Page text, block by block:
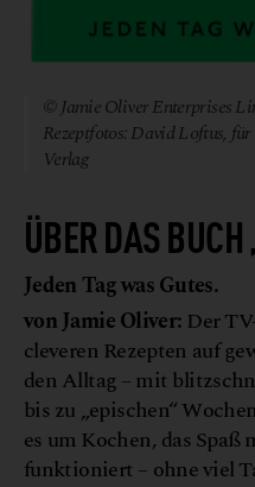
© Jamie Oliver Enterprises
Rezeptfotos: David Loftus,
Verlag
ÜBER DAS
Jeden Tag was Gutes.
von Jamie Oliver: Der
cleveren Rezepten auf
den Alltag – mit
bis zu „epischen“
es um Kochen, das
funktioniert – ohne viel